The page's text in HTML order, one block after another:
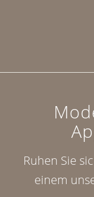
Ruhen Sie
einem